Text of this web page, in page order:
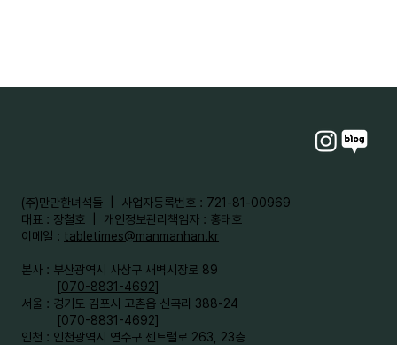
​(주)만만한녀석들 | 사업자등록번호 : 721-81-00969
대표 : 장철호 | 개인정보관리책임자 : 홍태호
이메일 : tabletimes@manmanhan.kr
본사 : 부산광역시 사상구 새벽시장로 89
[070-8831-4692]
서울 : 경기도 김포시 고촌읍 신곡리 388-24
[070-8831-4692]
인천 : 인천광역시 연수구 센트럴로 263, 23층